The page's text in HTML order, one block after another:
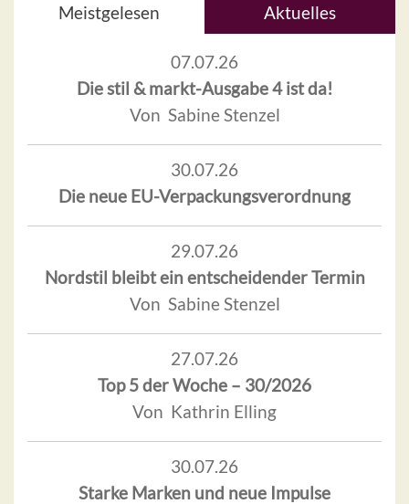
Meistgelesen Aktuelles
07.07.26
Die stil & markt-Ausgabe 4 ist da!
Von Sabine Stenzel
30.07.26
Die neue EU-Verpackungsverordnung
29.07.26
Nordstil bleibt ein entscheidender Termin
Von Sabine Stenzel
27.07.26
Top 5 der Woche – 30/2026
Von Kathrin Elling
30.07.26
Starke Marken und neue Impulse